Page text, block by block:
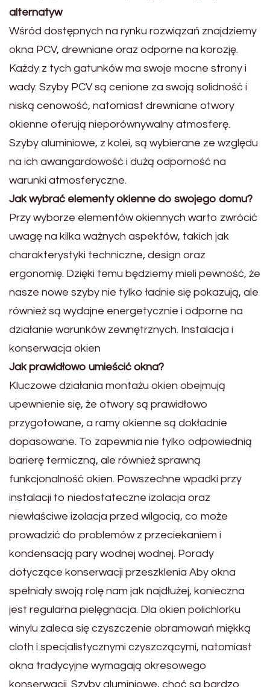
alternatyw
Wśród dostępnych na rynku rozwiązań znajdziemy
okna PCV, drewniane oraz odporne na korozję.
Każdy z tych gatunków ma swoje mocne strony i
wady. Szyby PCV są cenione za swoją solidność i
niską cenowość, natomiast drewniane otwory
okienne oferują nieporównywalny atmosferę.
Szyby aluminiowe, z kolei, są wybierane ze względu
na ich awangardowość i dużą odporność na
warunki atmosferyczne.
Jak wybrać elementy okienne do swojego domu?
Przy wyborze elementów okiennych warto zwrócić
uwagę na kilka ważnych aspektów, takich jak
charakterystyki techniczne, design oraz
ergonomię. Dzięki temu będziemy mieli pewność, że
nasze nowe szyby nie tylko ładnie się pokazują, ale
również są wydajne energetycznie i odporne na
działanie warunków zewnętrznych. Instalacja i
konserwacja okien
Jak prawidłowo umieścić okna?
Kluczowe działania montażu okien obejmują
upewnienie się, że otwory są prawidłowo
przygotowane, a ramy okienne są dokładnie
dopasowane. To zapewnia nie tylko odpowiednią
barierę termiczną, ale również sprawną
funkcjonalność okien. Powszechne wpadki przy
instalacji to niedostateczne izolacja oraz
niewłaściwe izolacja przed wilgocią, co może
prowadzić do problemów z przeciekaniem i
kondensacją pary wodnej wodnej. Porady
dotyczące konserwacji przeszklenia Aby okna
spełniały swoją rolę nam jak najdłużej, konieczna
jest regularna pielęgnacja. Dla okien polichlorku
winylu zaleca się czyszczenie obramowań miękką
cloth i specjalistycznymi czyszczącymi, natomiast
okna tradycyjne wymagają okresowego
konserwacji. Szyby aluminiowe, choć są bardzo